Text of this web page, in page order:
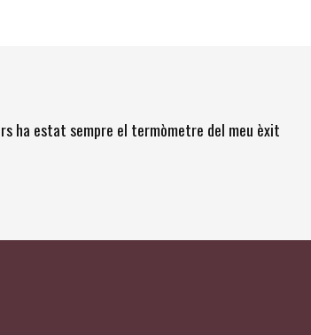
ha estat sempre el termòmetre del meu èxit